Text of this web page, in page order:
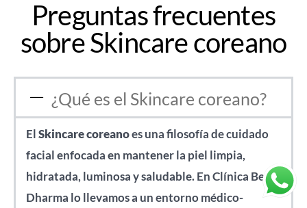
Preguntas frecuentes
sobre Skincare coreano
¿Qué es el Skincare coreano?
ElSkincare coreanoes una filosofía de cuidado
facial enfocada en mantener la piel limpia,
hidratada, luminosa y saludable. En Clínica Be
Dharma lo llevamos a un entorno médico-